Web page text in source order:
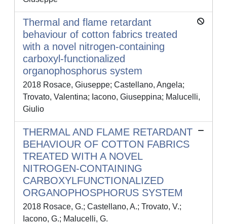
Thermal and flame retardant
behaviour of cotton fabrics treated
with a novel nitrogen-containing
carboxyl-functionalized
organophosphorus system
2018 Rosace, Giuseppe; Castellano, Angela;
Trovato, Valentina; Iacono, Giuseppina; Malucelli,
Giulio
THERMAL AND FLAME RETARDANT
BEHAVIOUR OF COTTON FABRICS
TREATED WITH A NOVEL
NITROGEN-CONTAINING
CARBOXYLFUNCTIONALIZED
ORGANOPHOSPHORUS SYSTEM
2018 Rosace, G.; Castellano, A.; Trovato, V.;
Iacono, G.; Malucelli, G.